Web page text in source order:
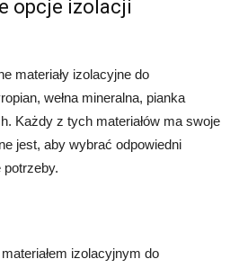
opcje izolacji
materiały izolacyjne do
wełna mineralna, pianka
Każdy z tych materiałów ma swoje
jest, aby wybrać odpowiedni
potrzeby.
izolacyjnym do